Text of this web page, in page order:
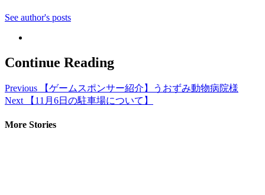
See author's posts
Continue Reading
Previous 【ゲームスポンサー紹介】うおずみ動物病院様
Next 【11月6日の駐車場について】
More Stories